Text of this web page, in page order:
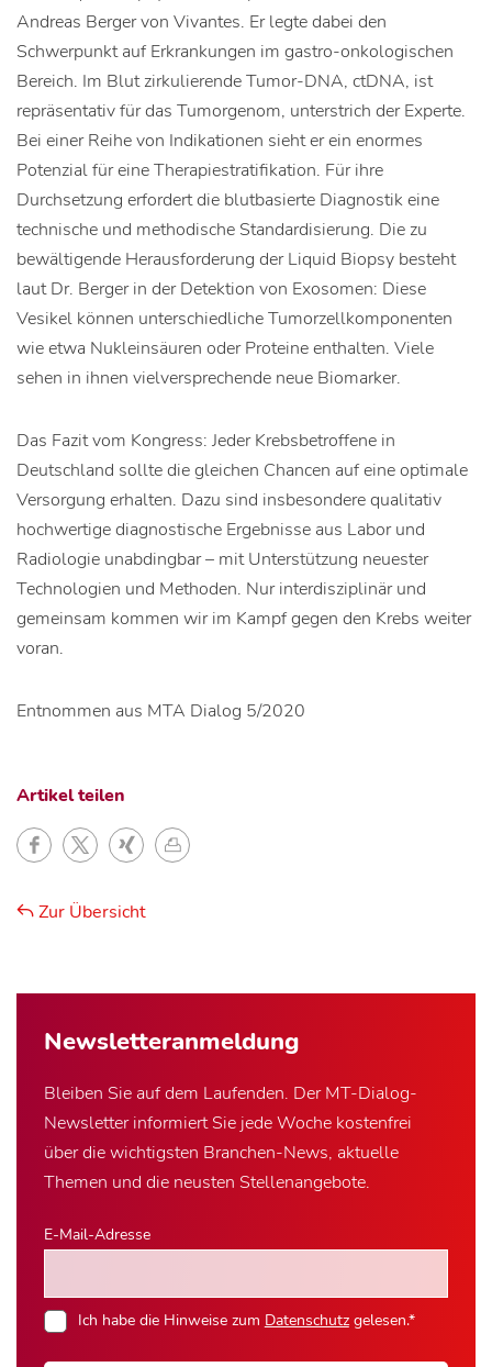
Newsletter­anmeldung
Bleiben Sie auf dem Laufenden. Der MT-Dialog-
Newsletter informiert Sie jede Woche kostenfrei
über die wichtigsten Branchen-News, aktuelle
Themen und die neusten Stellenangebote.
E-Mail-Adresse
Ich habe die Hinweise zum Datenschutzgelesen.*
Andreas Berger von Vivantes. Er legte dabei den
Schwerpunkt auf Erkrankungen im gastro-onkologischen
Bereich. Im Blut zirkulierende Tumor-DNA, ctDNA, ist
repräsentativ für das Tumorgenom, unterstrich der Experte.
Bei einer Reihe von Indikationen sieht er ein enormes
Potenzial für eine Therapiestratifikation. Für ihre
Durchsetzung erfordert die blutbasierte Diagnostik eine
technische und methodische Standardisierung. Die zu
bewältigende Herausforderung der Liquid Biopsy besteht
laut Dr. Berger in der Detektion von Exosomen: Diese
Vesikel können unterschiedliche Tumorzellkomponenten
wie etwa Nukleinsäuren oder Proteine enthalten. Viele
sehen in ihnen vielversprechende neue Biomarker.
Das Fazit vom Kongress: Jeder Krebsbetroffene in
Deutschland sollte die gleichen Chancen auf eine optimale
Versorgung erhalten. Dazu sind insbesondere qualitativ
hochwertige diagnostische Ergebnisse aus Labor und
Radiologie unabdingbar – mit Unterstützung neuester
Technologien und Methoden. Nur interdisziplinär und
gemeinsam kommen wir im Kampf gegen den Krebs weiter
voran.
Entnommen aus MTA Dialog 5/2020
Artikel teilen
Zur Übersicht